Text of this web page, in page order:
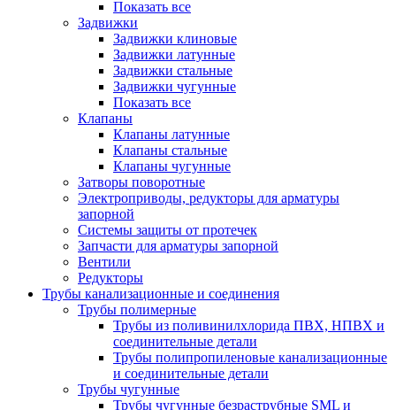
Показать все
Задвижки
Задвижки клиновые
Задвижки латунные
Задвижки стальные
Задвижки чугунные
Показать все
Клапаны
Клапаны латунные
Клапаны стальные
Клапаны чугунные
Затворы поворотные
Электроприводы, редукторы для арматуры
запорной
Системы защиты от протечек
Запчасти для арматуры запорной
Вентили
Редукторы
Трубы канализационные и соединения
Трубы полимерные
Трубы из поливинилхлорида ПВХ, НПВХ и
соединительные детали
Трубы полипропиленовые канализационные
и соединительные детали
Трубы чугунные
Трубы чугунные безраструбные SML и